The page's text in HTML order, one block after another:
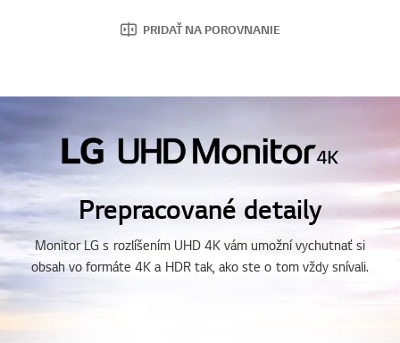
PRIDAŤ NA POROVNANIE
Prepracované detaily
Monitor LG s rozlíšením UHD 4K vám umožní vychutnať si
obsah vo formáte 4K a HDR tak, ako ste o tom vždy snívali.